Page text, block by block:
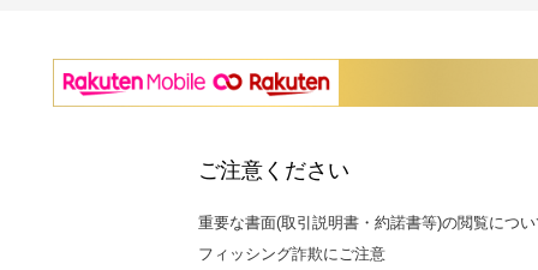
ご注意ください
重要な書面(取引説明書・約諾書等)の閲覧につ
フィッシング詐欺にご注意